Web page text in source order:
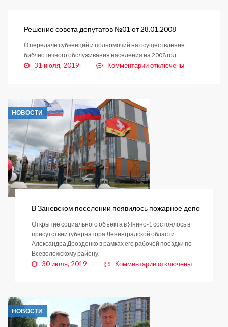
№02
28.01.2008
Решение совета депутатов №01 от 28.01.2008
О передаче субвенций и полномочий на осуществление
библиотечного обслуживания населения на 2008 год.
31 июля, 2019 Комментариик
от
28.01.2008
отключены
НОВОСТИ
В Заневском поселении появилось пожарное депо
Открытие социального объекта в Янино-1 состоялось в
присутствии губернатора Ленинградской области
Александра Дрозденко в рамках его рабочей поездки по
Всеволожскому району.​
30 июля, 2019 Комментариикотключены
НОВОСТИ